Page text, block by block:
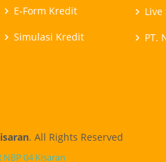
E-Form Kredit
Simulasi Kredit
Live
PT.
. All Rights Reserved
NBP 04 Kisaran